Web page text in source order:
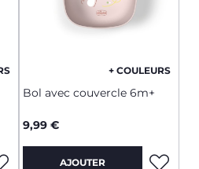
+ COULEURS
Bol avec couvercle 6m+
9,99 €
AJOUTER